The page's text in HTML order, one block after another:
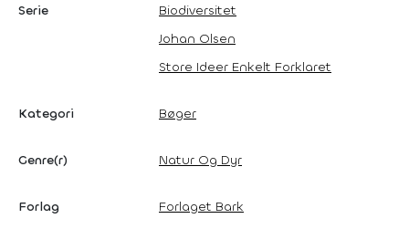
Serie
Biodiversitet
Johan Olsen
Store Ideer Enkelt Forklaret
Kategori Bøger
Genre(r) Natur Og Dyr
Forlag Forlaget Bark